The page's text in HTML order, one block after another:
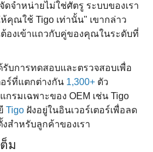
จําหน่ายไม่ใช่ศัตรู ระบบของเรา
คุณใช้ Tigo เท่านั้น" เขากล่าว
องเข้าแถวกับคู่ของคุณในระดับที่
รับการทดสอบและตรวจสอบเพื่อ
อร์ที่แตกต่างกัน 1,300+ ตัว
กรมเฉพาะของ OEM เช่น Tigo
Tigo ฝังอยู่ในอินเวอร์เตอร์เพื่อลด
สําหรับลูกค้าของเรา
ม